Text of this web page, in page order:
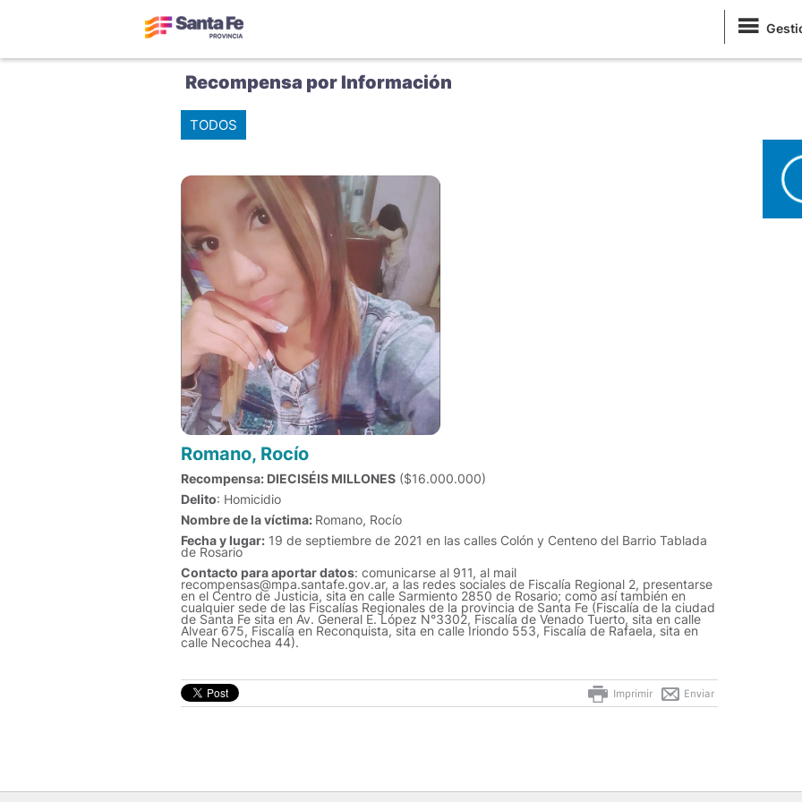
Recompensa por Información
TODOS
Romano, Rocío
Recompensa: DIECISÉIS MILLONES ($16.000.000)
Delito: Homicidio
Nombre de la víctima: Romano, Rocío
Fecha y lugar: 19 de septiembre de 2021 en las calles Colón y Centeno del Barrio Tablada
de Rosario
Contacto para aportar datos: comunicarse al 911, al mail
recompensas@mpa.santafe.gov.ar, a las redes sociales de Fiscalía Regional 2, presentarse
en el Centro de Justicia, sita en calle Sarmiento 2850 de Rosario; como así también en
cualquier sede de las Fiscalías Regionales de la provincia de Santa Fe (Fiscalía de la ciudad
de Santa Fe sita en Av. General E. López N°3302, Fiscalía de Venado Tuerto, sita en calle
Alvear 675, Fiscalía en Reconquista, sita en calle Iriondo 553, Fiscalía de Rafaela, sita en
calle Necochea 44).
Enviar
Imprimir